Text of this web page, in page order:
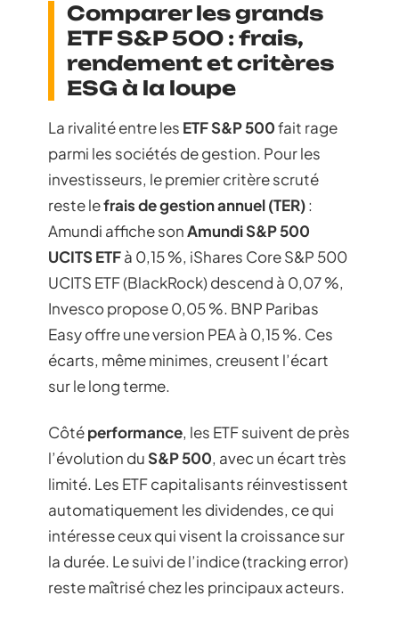
Comparer les grands
ETF S&P 500 : frais,
rendement et critères
ESG à la loupe
La rivalité entre les ETF S&P 500fait rage
parmi les sociétés de gestion. Pour les
investisseurs, le premier critère scruté
reste lefrais de gestion annuel (TER):
Amundi affiche sonAmundi S&P 500
UCITS ETFà 0,15 %, iShares Core S&P 500
UCITS ETF (BlackRock) descend à 0,07 %,
Invesco propose 0,05 %. BNP Paribas
Easy offre une version PEA à 0,15 %. Ces
écarts, même minimes, creusent l’écart
sur le long terme.
Côtéperformance, les ETF suivent de près
l’évolution du S&P 500, avec un écart très
limité. Les ETF capitalisants réinvestissent
automatiquement les dividendes, ce qui
intéresse ceux qui visent la croissance sur
la durée. Le suivi de l’indice (tracking error)
reste maîtrisé chez les principaux acteurs.